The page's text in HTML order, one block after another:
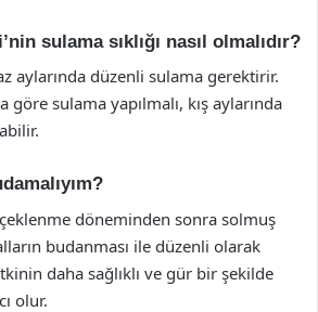
sulama sıklığı nasıl olmalıdır?
aylarında düzenli sulama gerektirir.
göre sulama yapılmalı, kış aylarında
döneminden sonra solmuş
budanması ile düzenli olarak
daha sağlıklı ve gür bir şekilde
olur.